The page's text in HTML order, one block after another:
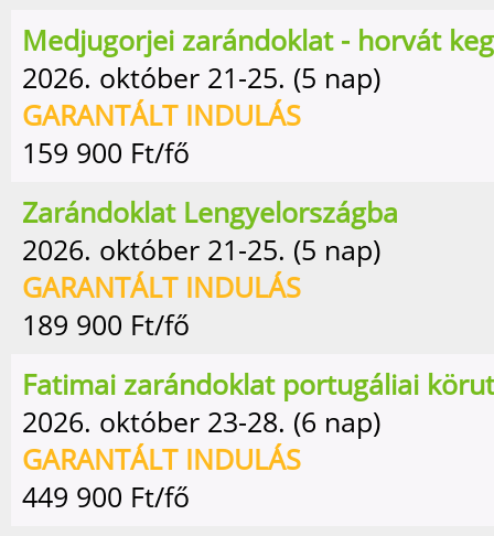
Medjugorjei zarándoklat - horvát
2026. október 21-25. (5 nap)
GARANTÁLT INDULÁS
159 900 Ft/fő
Zarándoklat Lengyelországba
2026. október 21-25. (5 nap)
GARANTÁLT INDULÁS
189 900 Ft/fő
Fatimai zarándoklat portugáliai
2026. október 23-28. (6 nap)
GARANTÁLT INDULÁS
449 900 Ft/fő